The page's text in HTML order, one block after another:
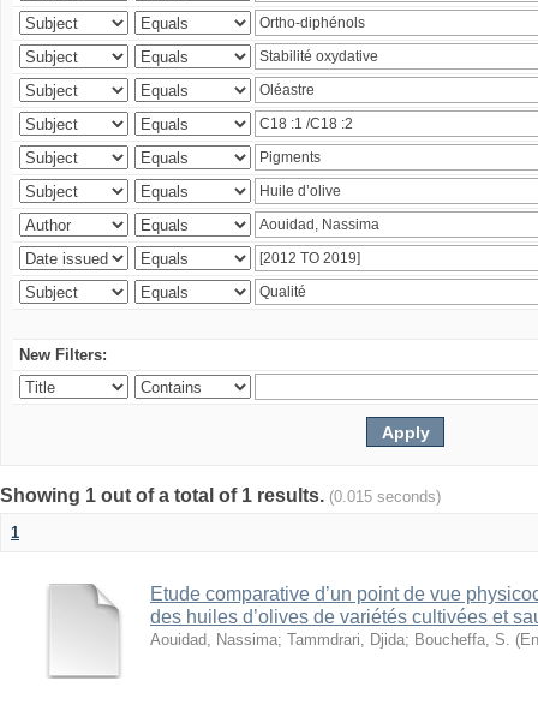
New Filters:
Showing 1 out of a total of 1 results. (0.015 seconds)
1
Etude comparative d’un point de vue
des huiles d’olives de variétés cultivées et
Aouidad, Nassima; Tammdrari, Djida; Boucheffa, S.